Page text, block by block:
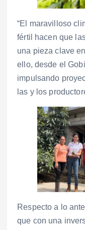
“El maravilloso
fértil hacen que
una pieza clave
ello, desde el
impulsando
las y los
Respecto a lo
que con una